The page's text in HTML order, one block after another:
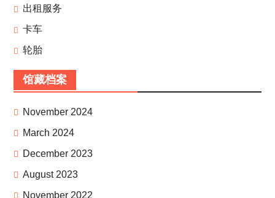
出租服务
卡车
轮胎
馆藏档案
November 2024
March 2024
December 2023
August 2023
November 2022